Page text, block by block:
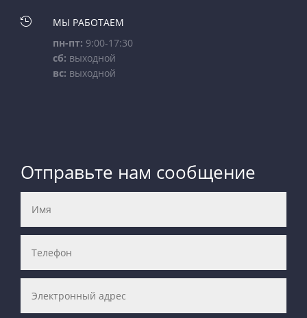

МЫ РАБОТАЕМ
пн-пт: 9:00-17:30
сб: выходной
вс: выходной
Отправьте нам сообщение